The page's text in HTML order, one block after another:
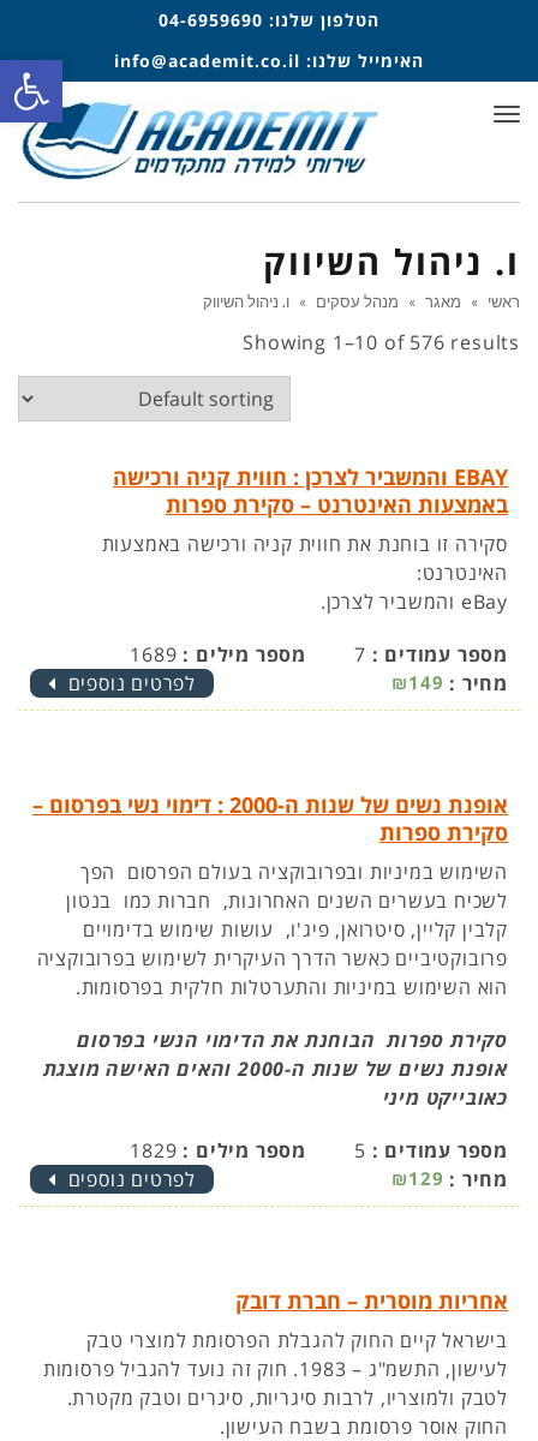
פתח
הטלפון שלנו: 04-6959690
האימייל שלנו: info@academit.co.il
תפריט
ו. ניהול השיווק
ראשי » מאגר » מנהל עסקים » ו. ניהול השיווק
Showing 1–10 of 576 results
EBAY והמשביר לצרכן : חווית קניה ורכישה
באמצעות האינטרנט – סקירת ספרות
סקירה זו בוחנת את חווית קניה ורכישה באמצעות
האינטרנט:
eBay והמשביר לצרכן.
מספר עמודים : 7 מספר מילים : 1689
מחיר : ₪149 לפרטים נוספים
אופנת נשים של שנות ה-2000 : דימוי נשי בפרסום –
סקירת ספרות
השימוש במיניות ובפרובוקציה בעולם הפרסום הפך
לשכיח בעשרים השנים האחרונות, חברות כמו בנטון
קלבין קליין, סיטרואן, פיג'ו, עושות שימוש בדימויים
פרובוקטיביים כאשר הדרך העיקרית לשימוש בפרובוקציה
הוא השימוש במיניות והתערטלות חלקית בפרסומות.
סקירת ספרות הבוחנת את הדימוי הנשי בפרסום
אופנת נשים של שנות ה-2000 והאים האישה מוצגת
כאובייקט מיני
מספר עמודים : 5 מספר מילים : 1829
מחיר : ₪129 לפרטים נוספים
אחריות מוסרית – חברת דובק
בישראל קיים החוק להגבלת הפרסומת למוצרי טבק
לעישון, התשמ"ג – 1983. חוק זה נועד להגביל פרסומות
לטבק ולמוצריו, לרבות סיגריות, סיגרים וטבק מקטרת.
החוק אוסר פרסומת בשבח העישון.